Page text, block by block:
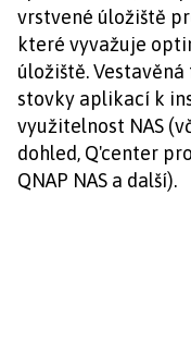
vrstvené úložiště
které vyvažuje
úložiště.
stovky aplikací k
využitelnost NAS
dohled, Q'center
QNAP NAS a další).